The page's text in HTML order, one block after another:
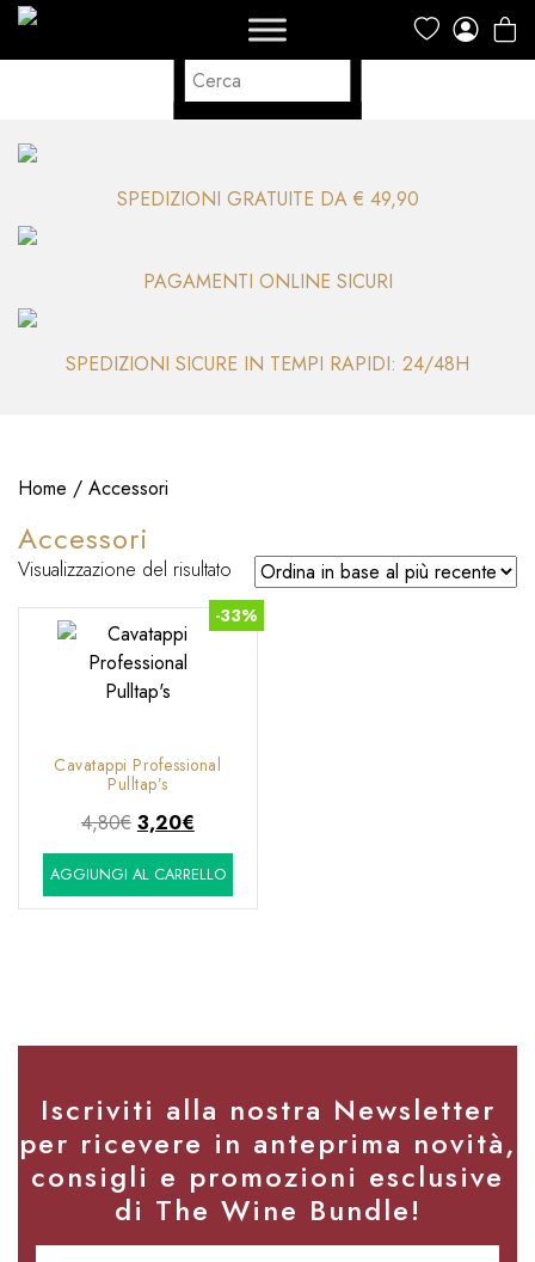
SPEDIZIONI GRATUITE DA € 49,90
PAGAMENTI ONLINE SICURI
SPEDIZIONI SICURE IN TEMPI RAPIDI: 24/48H
Home / Accessori
Accessori
Visualizzazione del risultato
-33%
Cavatappi Professional
Pulltap’s
4,80€ Il
prezzo
originale
era:
3,20€Il
prezzo
attuale
è:
AGGIUNGI AL CARRELLO
Iscriviti alla nostra Newsletter
per ricevere in anteprima novità,
consigli e promozioni esclusive
di The Wine Bundle!